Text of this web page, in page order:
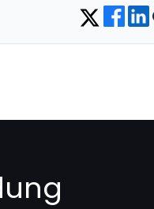
Share on Twitter
Share on